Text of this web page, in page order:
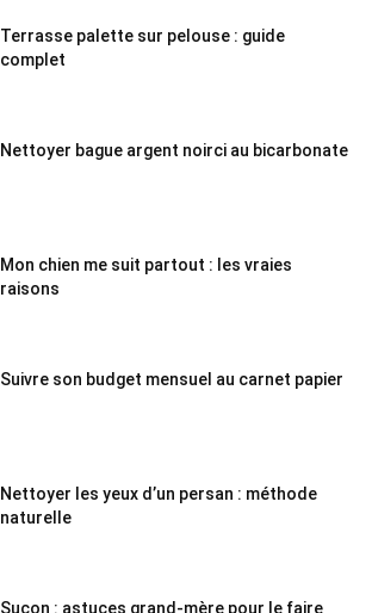
Terrasse palette sur pelouse : guide
complet
Nettoyer bague argent noirci au bicarbonate
Mon chien me suit partout : les vraies
raisons
Suivre son budget mensuel au carnet papier
Nettoyer les yeux d’un persan : méthode
naturelle
Suçon : astuces grand-mère pour le faire